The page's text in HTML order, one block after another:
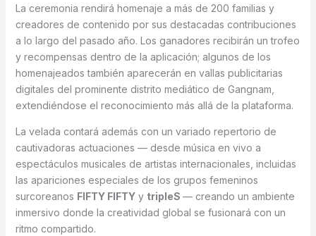
La ceremonia rendirá homenaje a más de 200 familias y
creadores de contenido por sus destacadas contribuciones
a lo largo del pasado año. Los ganadores recibirán un trofeo
y recompensas dentro de la aplicación; algunos de los
homenajeados también aparecerán en vallas publicitarias
digitales del prominente distrito mediático de Gangnam,
extendiéndose el reconocimiento más allá de la plataforma.
La velada contará además con un variado repertorio de
cautivadoras actuaciones — desde música en vivo a
espectáculos musicales de artistas internacionales, incluidas
las apariciones especiales de los grupos femeninos
surcoreanos FIFTY FIFTYy tripleS — creando un ambiente
inmersivo donde la creatividad global se fusionará con un
ritmo compartido.